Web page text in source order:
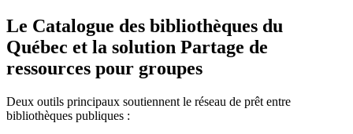
Le Catalogue des bibliothèques du
Québec et la solution Partage de
ressources pour groupes
Deux outils principaux soutiennent le réseau de prêt entre
bibliothèques publiques :